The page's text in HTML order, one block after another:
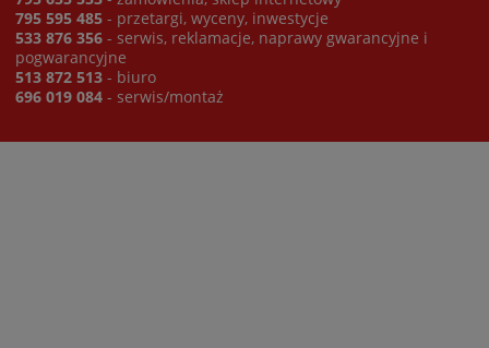
795 595 485 - przetargi, wyceny, inwestycje
533 876 356 - serwis, reklamacje, naprawy gwarancyjne i
pogwarancyjne
513 872 513 - biuro
696 019 084 - serwis/montaż